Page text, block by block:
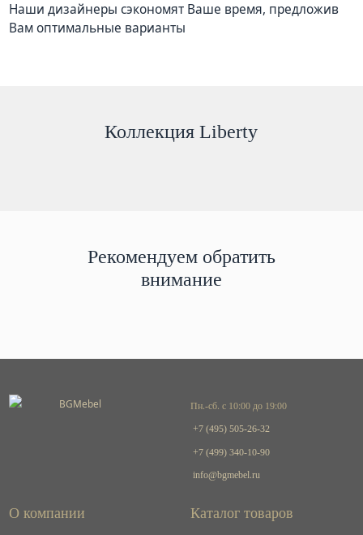
Наши дизайнеры сэкономят Ваше время, предложив
Вам оптимальные варианты
Коллекция Liberty
Рекомендуем обратить
внимание
Пн.-сб. с 10:00 до 19:00
+7 (495) 505-26-32
+7 (499) 340-10-90
info@bgmebel.ru
О компании Каталог товаров